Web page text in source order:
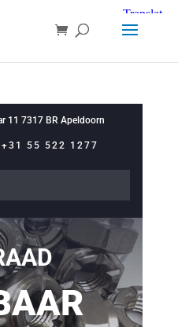
11 7317 BR Apeldoorn
+31 55 522 1277